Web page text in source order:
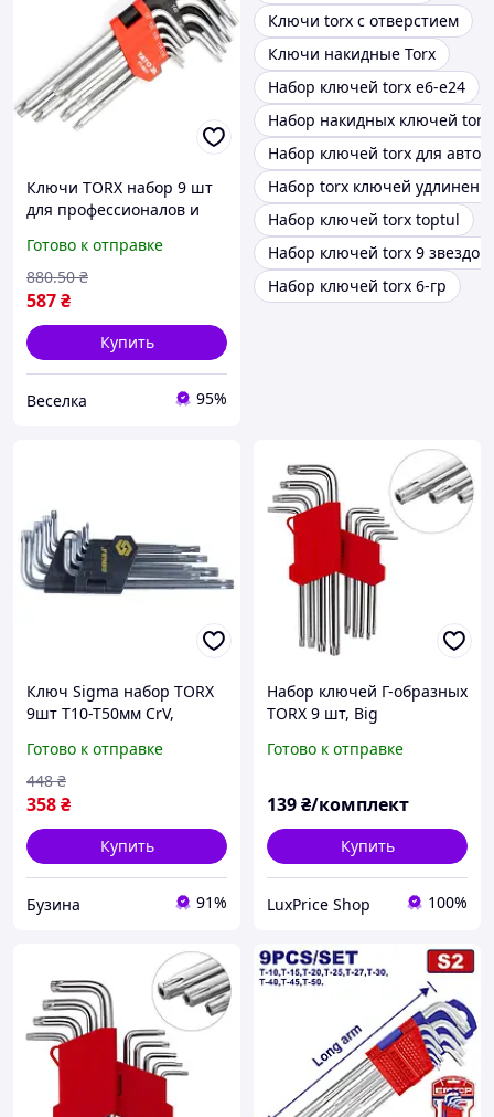
Ключи TORX набор 9 шт
для профессионалов и
антикоррозийным
покрытием FLAME
Готово к отправке
587₴
880.50 ₴
Купить
Веселка 95%
Ключи torx с отверстием
Ключи накидные Torx
Набор ключей torx е6-е24
Набор накидных ключей torx
Набор ключей torx для авто
Набор torx ключей
Набор ключей torx toptul
Набор ключей torx 9
Набор ключей torx 6-гр
Ключ Sigma набор TORX
9шт T10-T50мм CrV,
4022221 buzyna
Готово к отправке
358₴
448 ₴
Купить
Бузина 91%
Набор ключей Г-образных
TORX 9 шт, Big
Готово к отправке
139₴/комплект
Купить
LuxPrice Shop 100%